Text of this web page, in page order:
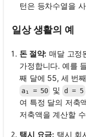
턴은 등차수열을
일상 생활의 예
돈 절약: 매달 고정
가정합니다. 예를
째 달에 55, 세 번
a₁ = 50 및 d = 5
여 특정 달의 저축
저축액을 계산할
택시 요금: 택시 회